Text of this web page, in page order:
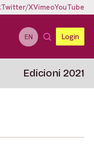
Twitter/XVimeoYouTube
EN Login
Edicioni 2021